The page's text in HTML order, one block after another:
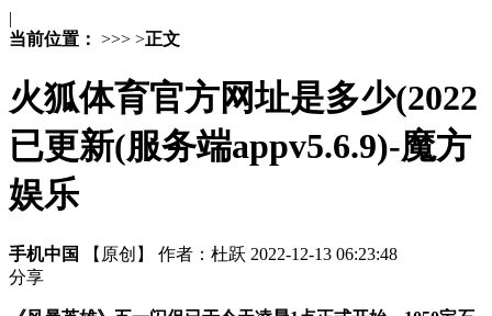
|
当前位置： >>> >正文
火狐体育官方网址是多少(2022
已更新(服务端appv5.6.9)-魔方
娱乐
手机中国 【原创】 作者：杜跃 2022-12-13 06:23:48
分享